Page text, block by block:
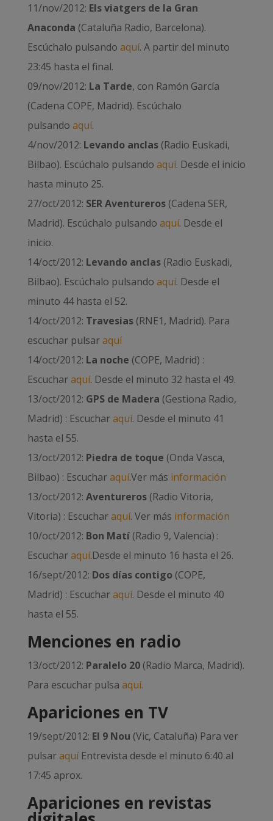
11/nov/2012: Els viatgers de la Gran
Anaconda (Cataluña Radio, Barcelona).
Escúchalo pulsando aquí. A partir del minuto
23:45 hasta el final.
09/nov/2012: La Tarde, con Ramón García
(Cadena COPE, Madrid). Escúchalo
pulsando aquí.
4/nov/2012: Levando anclas(Radio Euskadi,
Bilbao). Escúchalo pulsando aquí. Desde el inicio
hasta minuto 25.
27/oct/2012: SER Aventureros(Cadena SER,
Madrid). Escúchalo pulsando aquí. Desde el
inicio.
14/oct/2012: Levando anclas(Radio Euskadi,
Bilbao). Escúchalo pulsando aquí. Desde el
minuto 44 hasta el 52.
14/oct/2012: Travesias(RNE1, Madrid). Para
escuchar pulsaraquí
14/oct/2012: La noche (COPE, Madrid) :
Escucharaquí. Desde el minuto 32 hasta el 49.
13/oct/2012: GPS de Madera (Gestiona Radio,
Madrid) : Escucharaquí. Desde el minuto 41
hasta el 55.
13/oct/2012: Piedra de toque (Onda Vasca,
Bilbao) : Escucharaquí.Ver más información
13/oct/2012: Aventureros (Radio Vitoria,
Vitoria) : Escucharaquí. Ver más información
10/oct/2012: Bon Matí(Radio 9, Valencia) :
Escucharaquí.Desde el minuto 16 hasta el 26.
16/sept/2012: Dos días contigo(COPE,
Madrid) : Escucharaquí. Desde el minuto 40
hasta el 55.
Menciones en radio
13/oct/2012: Paralelo 20(Radio Marca, Madrid).
Para escuchar pulsa aquí.
Apariciones en TV
19/sept/2012: El 9 Nou (Vic, Cataluña) Para ver
pulsaraquíEntrevista desde el minuto 6:40 al
17:45 aprox.
Apariciones en revistas